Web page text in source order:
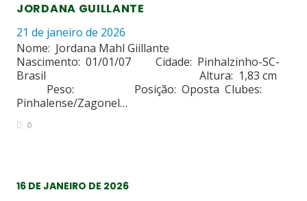
JORDANA GUILLANTE
21 de janeiro de 2026
Nome: Jordana Mahl Giillante
Nascimento: 01/01/07 Cidade: Pinhalzinho-SC-
Brasil Altura: 1,83 cm
Peso: Posição: Oposta Clubes:
Pinhalense/Zagonel…
0
16 DE JANEIRO DE 2026